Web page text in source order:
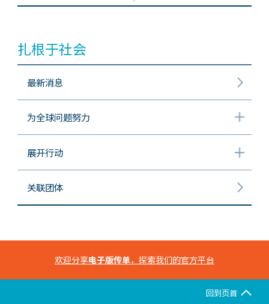
扎根于社会
最新消息
为全球问题努力
展开行动
关联团体
欢迎分享电子版传单，探索我们的官方平台
回到页首